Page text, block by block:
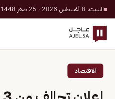
السبت، 8 أغسطس 2026 · 25 صفر 1448 هـ
الاقتصاد